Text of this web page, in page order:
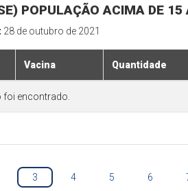
POPULAÇÃO ACIMA DE 15
28 de outubro de 2021
Vacina Quantidade
foi encontrado.
3 4 5 6